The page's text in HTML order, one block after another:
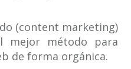
(content marketing)
mejor método para
de forma orgánica.